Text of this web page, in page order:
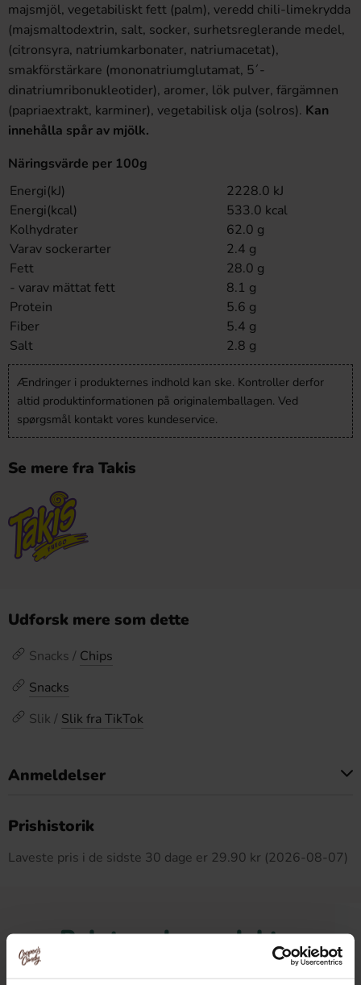
majsmjöl, vegetabiliskt fett (palm), veredd chili-limekrydda
(majsmaltodextrin, salt, socker, surhetsreglerande medel,
(citronsyra, natriumkarbonater, natriumacetat),
smakförstärkare (mononatriumglutamat, 5´-
dinatriumribonukleotider), aromer, lök pulver, färgämnen
(papriaextrakt, karminer), vegetabilisk olja (solros). Kan
innehålla spår av mjölk.
Näringsvärde per 100g
Energi(kJ)
2228.0 kJ
Energi(kcal)
533.0 kcal
Kolhydrater
62.0 g
Varav sockerarter
2.4 g
Fett
28.0 g
- varav mättat fett
8.1 g
Protein
5.6 g
Fiber
5.4 g
Salt
2.8 g
Ændringer i produkternes indhold kan ske. Kontroller derfor
altid produktinformationen på originalemballagen. Ved
spørgsmål kontakt vores kundeservice.
Se mere fra Takis
Udforsk mere som dette
Snacks / Chips
Snacks
Slik / Slik fra TikTok
Anmeldelser
Prishistorik
Laveste pris i de sidste 30 dage er 29.90 kr (2026-08-07)
Relaterede produkter